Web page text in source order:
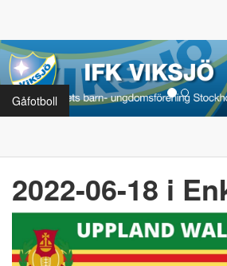
Gåfotboll
2022-06-18 i